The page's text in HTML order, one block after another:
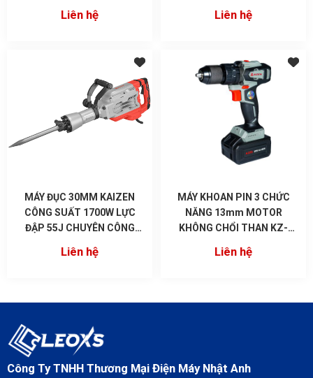
Liên hệ Liên hệ
MÁY ĐỤC 30MM KAIZEN
CÔNG SUẤT 1700W LỰC
ĐẬP 55J CHUYÊN CÔNG
Liên hệ
MÁY KHOAN PIN 3 CHỨC
NĂNG 13mm MOTOR
KHÔNG CHỔI THAN KZ-
Liên hệ
Công Ty TNHH Thương Mại Điện Máy Nhật Anh